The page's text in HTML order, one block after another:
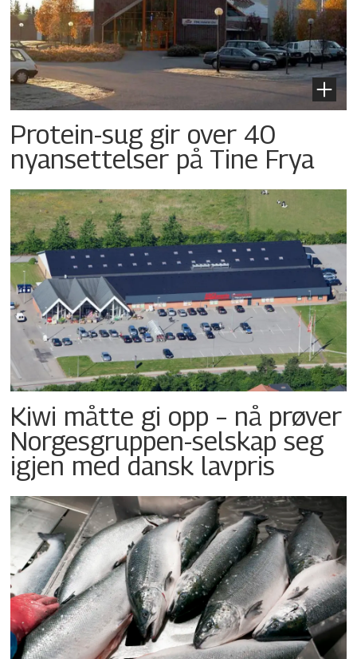
Protein-sug gir over 40
nyansettelser på Tine Frya
Kiwi måtte gi opp – nå prøver
Norgesgruppen-selskap seg
igjen med dansk lavpris